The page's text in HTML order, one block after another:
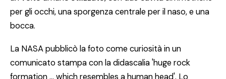
per gli occhi, una sporgenza centrale per il naso, e una
bocca.
La NASA pubblicò la foto come curiosità in un
comunicato stampa con la didascalia 'huge rock
formation … which resembles a human head'. Lo